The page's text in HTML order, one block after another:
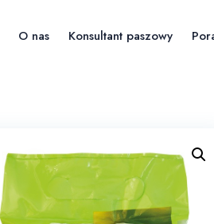
O nas Konsultant paszowy